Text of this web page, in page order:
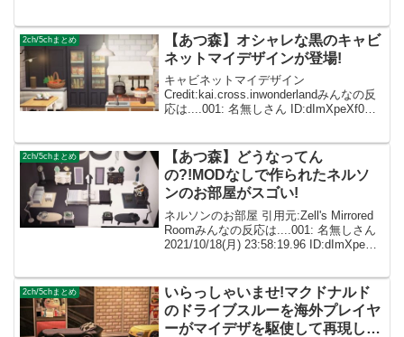
2ch/5chまとめ
【あつ森】オシャレな黒のキャビ
ネットマイデザインが登場!
キャビネットマイデザイン
Credit:kai.cross.inwonderlandみんなの反
応は....001: 名無しさん ID:dImXpeXf0オ
2ch/5chまとめ
【あつ森】どうなってん
の?!MODなしで作られたネルソ
ンのお部屋がスゴい!
ネルソンのお部屋 引用元:Zell's Mirrored
Roomみんなの反応は....001: 名無しさん
2021/10/18(月) 23:58:19.96 ID:dImXpeXf0
2ch/5chまとめ
いらっしゃいませ!マクドナルド
のドライブスルーを海外プレイヤ
ーがマイデザを駆使して再現して